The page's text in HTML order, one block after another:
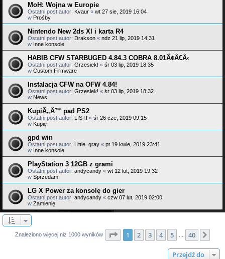
MoH: Wojna w Europie
Ostatni post autor: Kvaur « wt 27 sie, 2019 16:04
w Prośby
Nintendo New 2ds Xl i karta R4
Ostatni post autor: Drakson « ndz 21 lip, 2019 14:31
w Inne konsole
HABIB CFW STARBUGED 4.84.3 COBRA 8.01Ã¢Â€Â‹
Ostatni post autor: Grzesiek! « śr 03 lip, 2019 18:35
w Custom Firmware
Instalacja CFW na OFW 4.84!
Ostatni post autor: Grzesiek! « śr 03 lip, 2019 18:32
w News
KupiÃ„Â™ pad PS2
Ostatni post autor: LISTI « śr 26 cze, 2019 09:15
w Kupię
gpd win
Ostatni post autor: Little_gray « pt 19 kwie, 2019 23:41
w Inne konsole
PlayStation 3 12GB z grami
Ostatni post autor: andycandy « wt 12 lut, 2019 19:32
w Sprzedam
LG X Power za konsolę do gier
Ostatni post autor: andycandy « czw 07 lut, 2019 02:00
w Zamienię
Znaleziono więcej niż 1000 wyników Strona z40
1 2 3 4 5 40
Przejdź do